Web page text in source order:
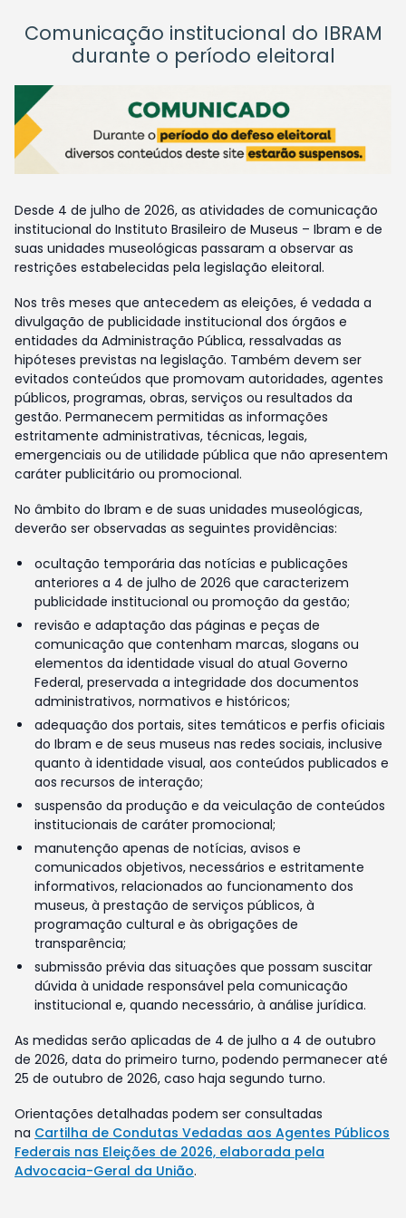
Comunicação institucional do IBRAM
durante o período eleitoral
Desde 4 de julho de 2026, as atividades de comunicação
institucional do Instituto Brasileiro de Museus – Ibram e de
suas unidades museológicas passaram a observar as
restrições estabelecidas pela legislação eleitoral.
Nos três meses que antecedem as eleições, é vedada a
divulgação de publicidade institucional dos órgãos e
entidades da Administração Pública, ressalvadas as
hipóteses previstas na legislação. Também devem ser
evitados conteúdos que promovam autoridades, agentes
públicos, programas, obras, serviços ou resultados da
gestão. Permanecem permitidas as informações
estritamente administrativas, técnicas, legais,
emergenciais ou de utilidade pública que não apresentem
caráter publicitário ou promocional.
No âmbito do Ibram e de suas unidades museológicas,
deverão ser observadas as seguintes providências:
ocultação temporária das notícias e publicações
anteriores a 4 de julho de 2026 que caracterizem
publicidade institucional ou promoção da gestão;
revisão e adaptação das páginas e peças de
comunicação que contenham marcas, slogans ou
elementos da identidade visual do atual Governo
Federal, preservada a integridade dos documentos
administrativos, normativos e históricos;
adequação dos portais, sites temáticos e perfis oficiais
do Ibram e de seus museus nas redes sociais, inclusive
quanto à identidade visual, aos conteúdos publicados e
aos recursos de interação;
suspensão da produção e da veiculação de conteúdos
institucionais de caráter promocional;
manutenção apenas de notícias, avisos e
comunicados objetivos, necessários e estritamente
informativos, relacionados ao funcionamento dos
museus, à prestação de serviços públicos, à
programação cultural e às obrigações de
transparência;
submissão prévia das situações que possam suscitar
dúvida à unidade responsável pela comunicação
institucional e, quando necessário, à análise jurídica.
As medidas serão aplicadas de 4 de julho a 4 de outubro
de 2026, data do primeiro turno, podendo permanecer até
25 de outubro de 2026, caso haja segundo turno.
Orientações detalhadas podem ser consultadas
na Cartilha de Condutas Vedadas aos Agentes Públicos
Federais nas Eleições de 2026, elaborada pela
Advocacia-Geral da União.